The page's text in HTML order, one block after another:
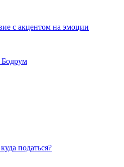
с акцентом на эмоции
Бодрум
податься?